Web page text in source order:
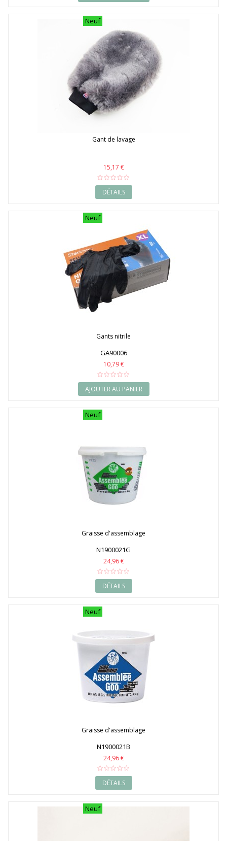
Neuf
Gant de lavage
15,17 €
DÉTAILS
Neuf
Gants nitrile
GA90006
10,79 €
AJOUTER AU PANIER
Neuf
Graisse d'assemblage
N1900021G
24,96 €
DÉTAILS
Neuf
Graisse d'assemblage
N1900021B
24,96 €
DÉTAILS
Neuf